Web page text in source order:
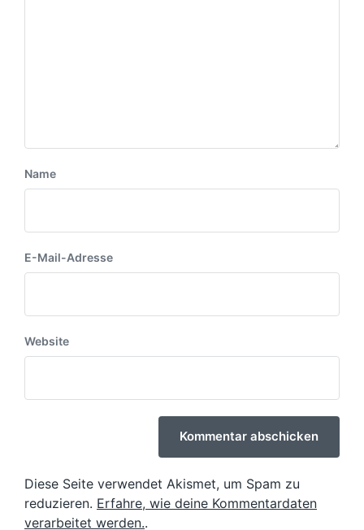
Name
E-Mail-Adresse
Website
Diese Seite verwendet Akismet, um Spam zu
reduzieren. Erfahre, wie deine Kommentardaten
verarbeitet werden..